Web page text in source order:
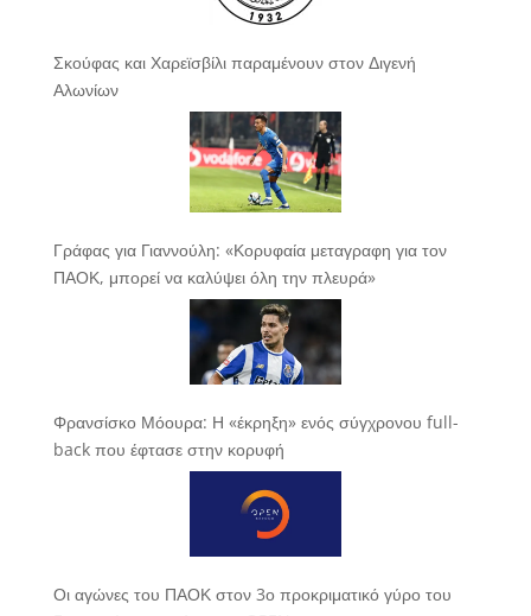
Σκούφας και Χαρεϊσβίλι παραμένουν στον Διγενή
Αλωνίων
Γράφας για Γιαννούλη: «Κορυφαία μεταγραφη για τον
ΠΑΟΚ, μπορεί να καλύψει όλη την πλευρά»
Φρανσίσκο Μόουρα: Η «έκρηξη» ενός σύγχρονου full-
back που έφτασε στην κορυφή
Οι αγώνες του ΠΑΟΚ στον 3ο προκριματικό γύρο του